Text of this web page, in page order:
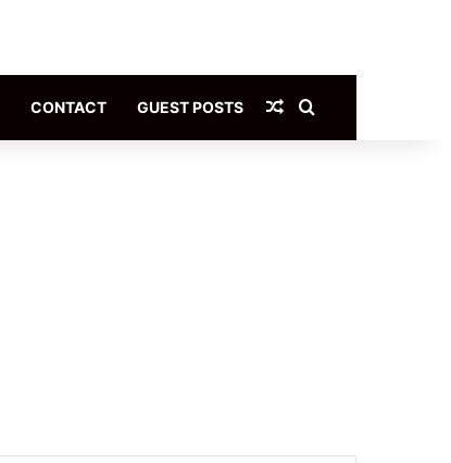
CONTACT GUEST POSTS Article Aléatoire